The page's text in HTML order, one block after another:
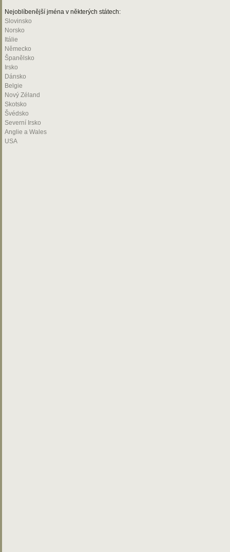
Nejoblíbenější jména v některých státech:
Slovinsko
Norsko
Itálie
Německo
Španělsko
Irsko
Dánsko
Belgie
Nový Zéland
Skotsko
Švédsko
Severní Irsko
Anglie a Wales
USA